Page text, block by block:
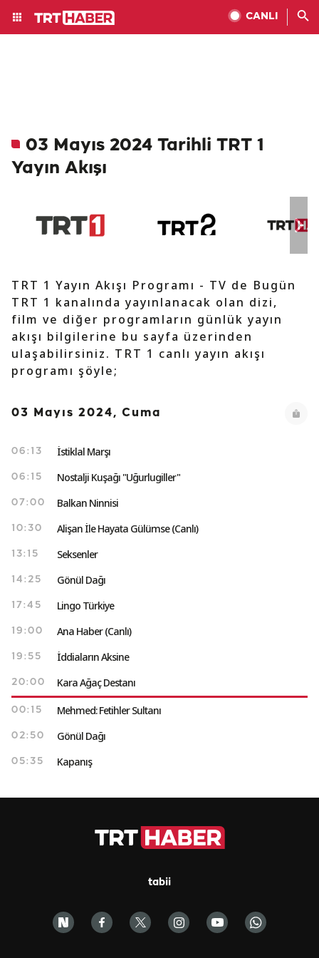
CANLI
03 Mayıs 2024 Tarihli TRT 1
Yayın Akışı
TRT 1 Yayın Akışı Programı - TV de Bugün
TRT 1 kanalında yayınlanacak olan dizi,
film ve diğer programların günlük yayın
akışı bilgilerine bu sayfa üzerinden
ulaşabilirsiniz. TRT 1 canlı yayın akışı
programı şöyle;
03 Mayıs 2024, Cuma
06:13 İstiklal Marşı
06:15 Nostalji Kuşağı "Uğurlugiller"
07:00 Balkan Ninnisi
10:30 Alişan İle Hayata Gülümse (Canlı)
13:15 Seksenler
14:25 Gönül Dağı
17:45 Lingo Türkiye
19:00 Ana Haber (Canlı)
19:55 İddiaların Aksine
20:00 Kara Ağaç Destanı
00:15 Mehmed: Fetihler Sultanı
02:50 Gönül Dağı
05:35 Kapanış
tabii